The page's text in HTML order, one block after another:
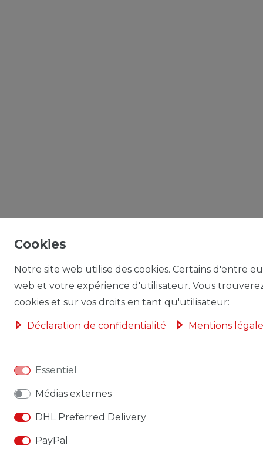
Cookies
Notre site web utilise des cookies. Certains d'entre
web et votre expérience d'utilisateur. Vous
cookies et sur vos droits en tant qu'utilisateur:
Déclaration de confidentialité Mentions
Essentiel
Médias externes
DHL Preferred Delivery
PayPal